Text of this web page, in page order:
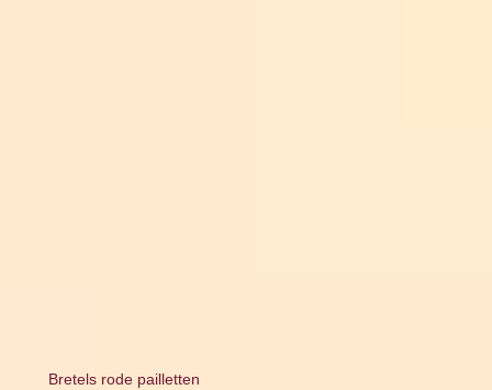
Bretels rode pailletten